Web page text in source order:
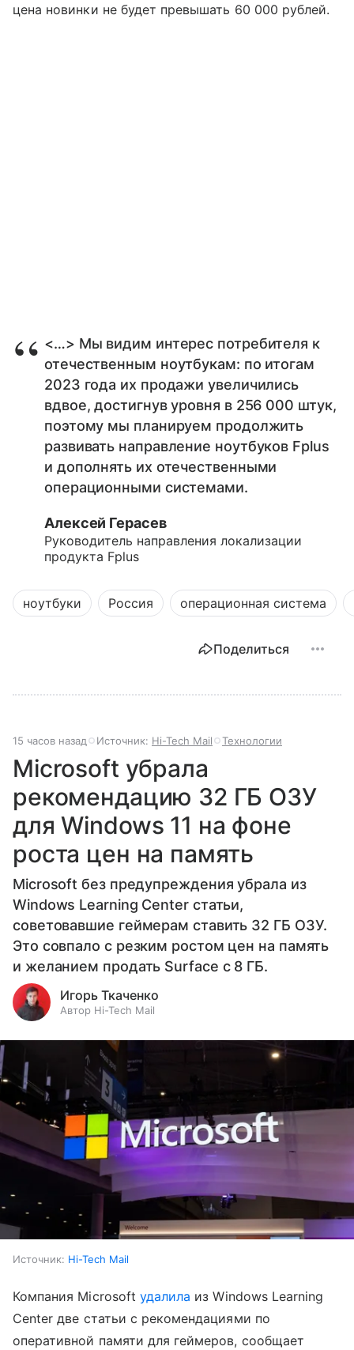
цена новинки не будет превышать 60 000 рублей.
<…> Мы видим интерес потребителя к
отечественным ноутбукам: по итогам
2023 года их продажи увеличились
вдвое, достигнув уровня в 256 000 штук,
поэтому мы планируем продолжить
развивать направление ноутбуков Fplus
и дополнять их отечественными
операционными системами.
Алексей Герасев
Руководитель направления локализации
продукта Fplus
ноутбуки Россия операционная система
Поделиться
15 часов назад Источник: Hi-Tech Mail Технологии
Microsoft убрала
рекомендацию 32 ГБ ОЗУ
для Windows 11 на фоне
роста цен на память
Microsoft без предупреждения убрала из
Windows Learning Center статьи,
советовавшие геймерам ставить 32 ГБ ОЗУ.
Это совпало с резким ростом цен на память
и желанием продать Surface с 8 ГБ.
Игорь Ткаченко
Автор Hi-Tech Mail
Источник: Hi-Tech Mail
Компания Microsoft удалила из Windows Learning
Center две статьи с рекомендациями по
оперативной памяти для геймеров, сообщает